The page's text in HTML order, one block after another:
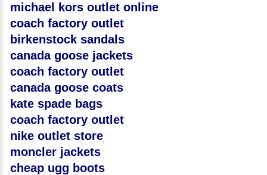
michael kors outlet online
coach factory outlet
birkenstock sandals
canada goose jackets
coach factory outlet
canada goose coats
kate spade bags
coach factory outlet
nike outlet store
moncler jackets
cheap ugg boots